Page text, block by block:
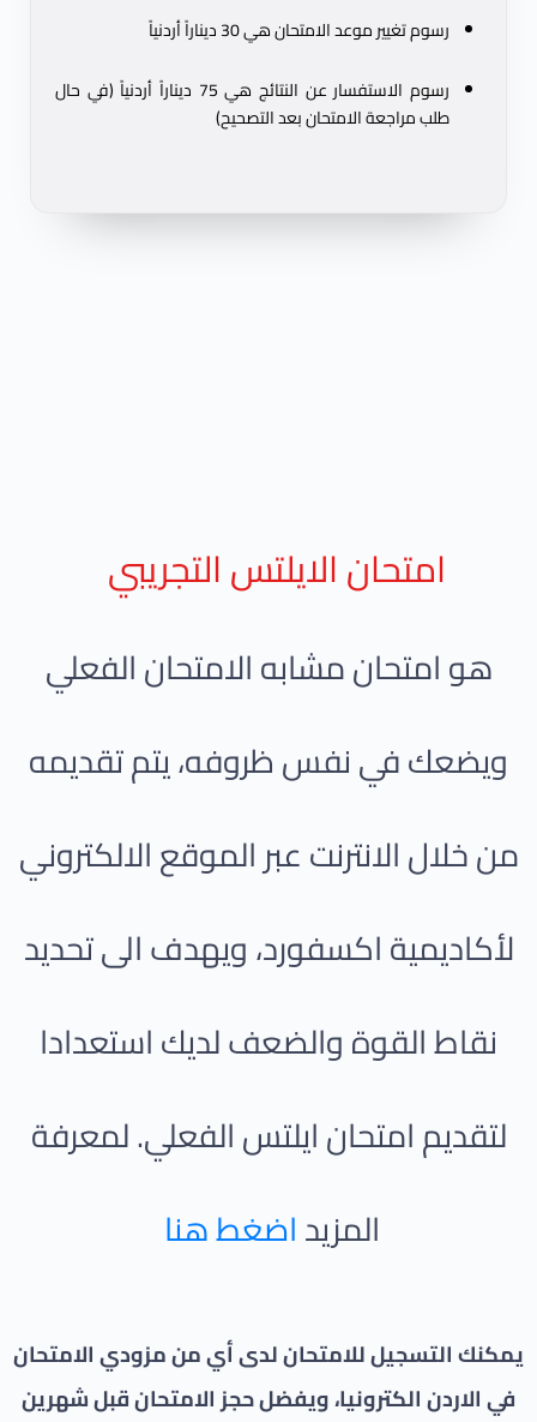
رسوم تغيير موعد الامتحان هي 30 ديناراً أردنياً
رسوم الاستفسار عن النتائج هي 75 ديناراً أردنياً (في حال
طلب مراجعة الامتحان بعد التصحيح)
امتحان الايلتس التجريبي​ ​ ​
هو امتحان مشابه الامتحان الفعلي
ويضعك في نفس ظروفه، يتم تقديمه
من خلال الانترنت عبر الموقع الالكتروني
لأكاديمية اكسفورد، ويهدف الى تحديد
نقاط القوة والضعف لديك استعدادا
لتقديم امتحان ايلتس الفعلي. لمعرفة
المزيداضغط هنا
يمكنك التسجيل للامتحان لدى أي من مزودي الامتحان
في الاردن الكترونيا، ويفضل حجز الامتحان قبل شهرين